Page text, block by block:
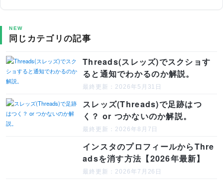
NEW
同じカテゴリの記事
Threads(スレッズ)でスクショす
ると通知でわかるのか解説。
最終更新：2026年5月31日
スレッズ(Threads)で足跡はつ
く？ or つかないのか解説。
最終更新：2026年8月7日
インスタのプロフィールからThre
adsを消す方法【2026年最新】
最終更新：2026年7月26日